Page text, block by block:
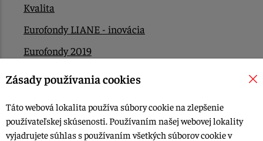
Kvalita
Eurofondy LIANE - inovácia
Eurofondy 2019
Eurofondy 2022/2023
Kontakt
Zásady používania cookies
Táto webová lokalita používa súbory cookie na zlepšenie
používateľskej skúsenosti. Používaním našej webovej lokality
vyjadrujete súhlas s používaním všetkých súborov cookie v